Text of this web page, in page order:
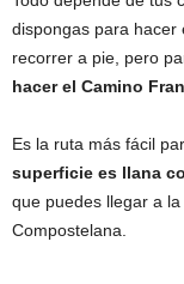
dispongas para hacer
recorrer a pie, pero
hacer el Camino
Es la ruta más fácil
superficie es llana
que puedes llegar a
Compostelana.